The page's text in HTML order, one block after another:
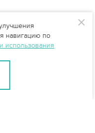
навигацию по
использования